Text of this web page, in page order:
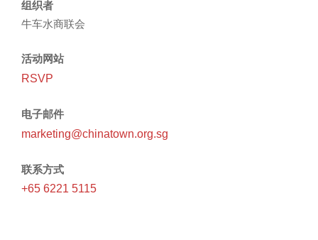
组织者
牛车水商联会
活动网站
RSVP
电子邮件
marketing@chinatown.org.sg
联系方式
+65 6221 5115